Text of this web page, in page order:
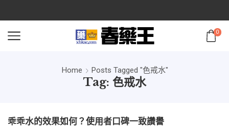
0
Home Posts Tagged "色戒水"
Tag: 色戒水
乖乖水的效果如何？使用者口碑一致讚譽